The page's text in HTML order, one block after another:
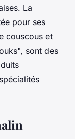
La
pour ses
couscous et
sont des